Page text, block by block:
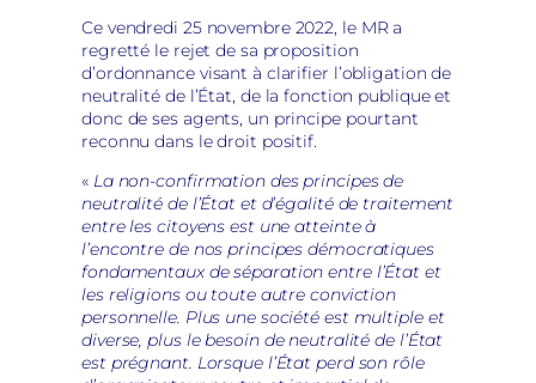
Ce vendredi 25 novembre 2022, le MR a
regretté le rejet de sa proposition
d’ordonnance visant à clarifier l’obligation de
neutralité de l’État, de la fonction publique et
donc de ses agents, un principe pourtant
reconnu dans le droit positif.
« La non-confirmation des principes de
neutralité de l’État et d’égalité de traitement
entre les citoyens est une atteinte à
l’encontre de nos principes démocratiques
fondamentaux de séparation entre l’État et
les religions ou toute autre conviction
personnelle. Plus une société est multiple et
diverse, plus le besoin de neutralité de l’État
est prégnant. Lorsque l’État perd son rôle